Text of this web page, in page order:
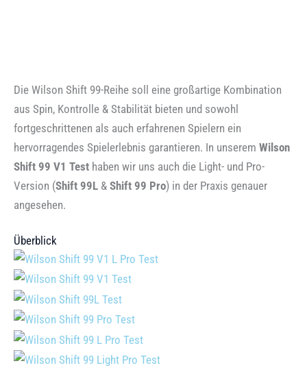
Die Wilson Shift 99-Reihe soll eine großartige Kombination
aus Spin, Kontrolle & Stabilität bieten und sowohl
fortgeschrittenen als auch erfahrenen Spielern ein
hervorragendes Spielerlebnis garantieren. In unserem Wilson
Shift 99 V1 Test haben wir uns auch die Light- und Pro-
Version (Shift 99L & Shift 99 Pro) in der Praxis genauer
angesehen.
Überblick